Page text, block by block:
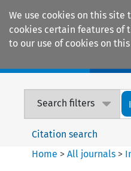
We use cookies on this
cookies certain features of
to our use of cookies on
Search filters
Citation search
Home >All journals >